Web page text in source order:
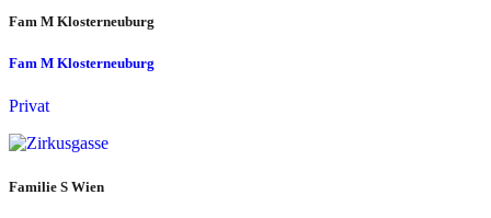
Fam M Klosterneuburg
Fam M Klosterneuburg
Privat
Familie S Wien